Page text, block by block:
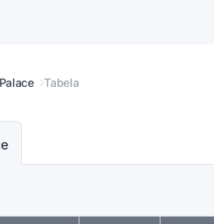
Tabela